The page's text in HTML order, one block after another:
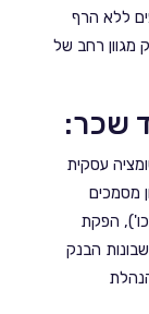
ללא הרף
מגוון רחב של
עסקית
מסמכים
לרשויות המס (106, 125, כרטיס עובד, 102 וכו'), הפקת
הבנק